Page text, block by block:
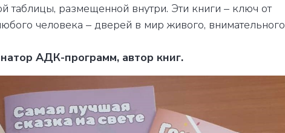
таблицы, размещенной внутри. Эти книги – ключ от
человека – дверей в мир живого, внимательного
АДК-программ, автор книг.